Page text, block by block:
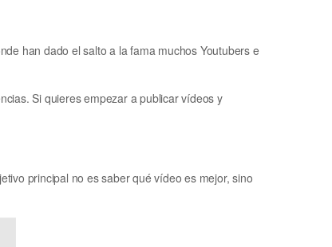
han dado el salto a la fama muchos Youtubers e
Si quieres empezar a publicar vídeos y
principal no es saber qué vídeo es mejor, sino